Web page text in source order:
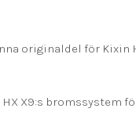
originaldel för
X9:s bromssystem